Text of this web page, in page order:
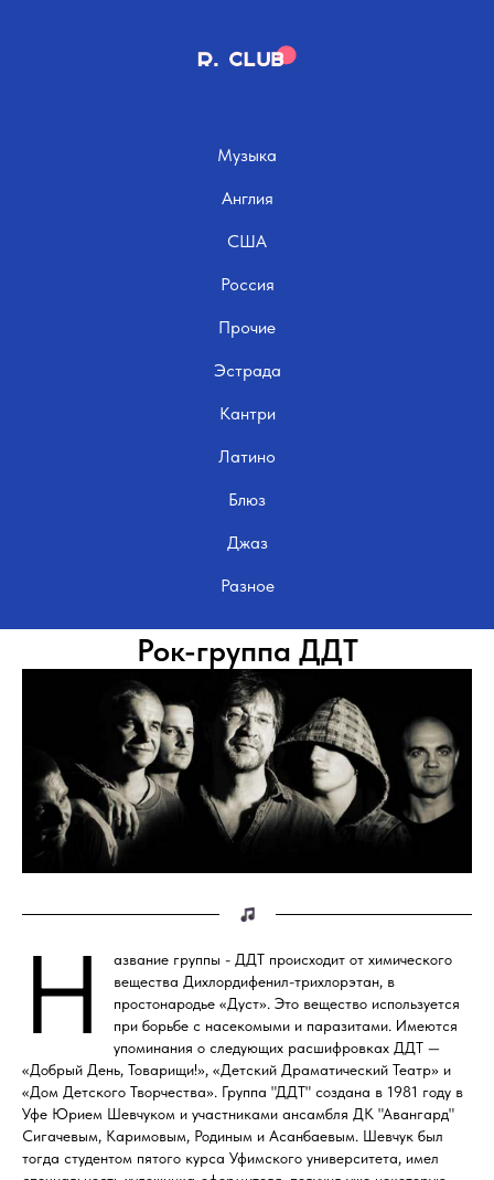
Музыка
Англия
США
Россия
Прочие
Эстрада
Кантри
Латино
Блюз
Джаз
Разное
Рок-гр уппа ДДТ
Н
азвание группы - ДДТ происходит от химического
вещества Дихлордифенил-трихлорэтан, в
простонародье «Дуст». Это вещество используется
при борьбе с насекомыми и паразитами. Имеются
упоминания о следующих расшифровках ДДТ —
«Добрый День, Товарищи!», «Детский Драматический Театр» и
«Дом Детского Творчества». Группа "ДДТ" создана в 1981 году в
Уфе Юрием Шевчуком и участниками ансамбля ДК "Авангард"
Сигачевым, Каримовым, Родиным и Асанбаевым. Шевчук был
тогда студентом пятого курса Уфимского университета, имел